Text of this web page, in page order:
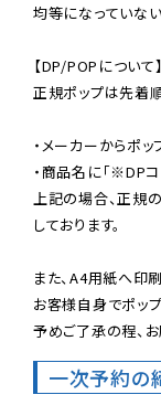
均等になっていな
【DP/POPについて】
正規ポップは先着順
・メーカーからポ
・商品名に「※DP
上記の場合、正規
しております。
また、A4用紙へ印
お客様自身でポッ
予めご了承の程、お
一次予約の